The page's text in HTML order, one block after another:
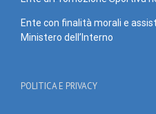
Ente con finalità morali e
Ministero dell’Interno
POLITICA E PRIVACY